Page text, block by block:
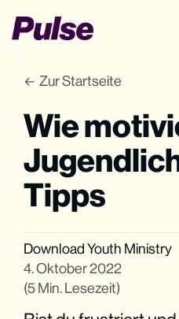
Zur Startseite
Wie
Tipps
Download Youth Ministry
4. Oktober 2022
(5 Min. Lesezeit)